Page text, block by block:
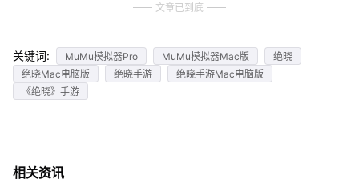
文章已到底
关键词: MuMu模拟器Pro MuMu模拟器Mac版
绝晓
绝晓Mac电脑版
绝晓手游
绝晓手游Mac电脑版
《绝晓》手游
相关资讯